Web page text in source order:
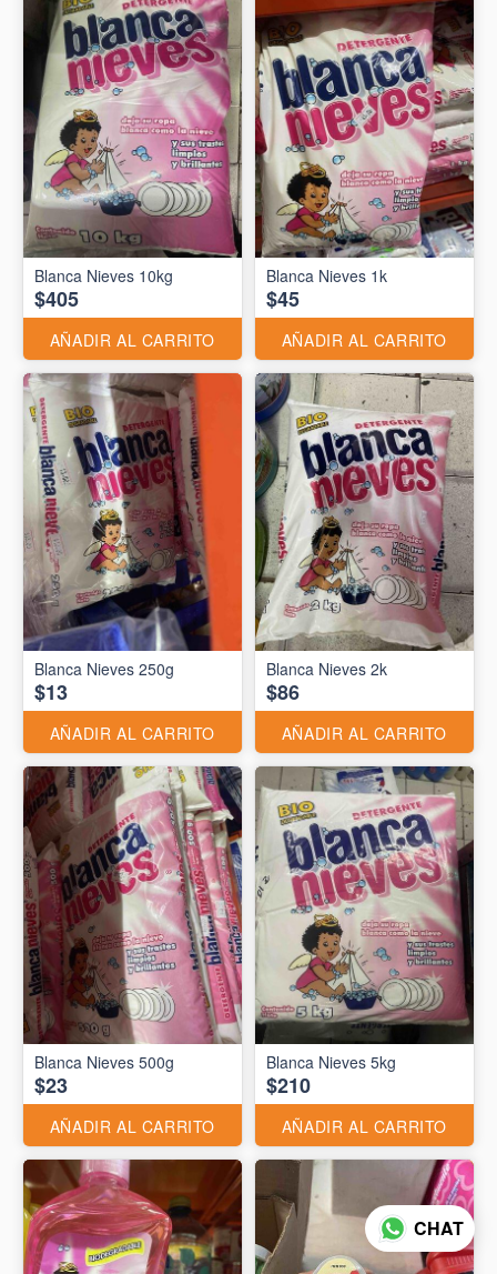
Blanca Nieves 10kg
$405
AÑADIR AL CARRITO
Blanca Nieves 1k
$45
AÑADIR AL CARRITO
Blanca Nieves 250g
$13
AÑADIR AL CARRITO
Blanca Nieves 2k
$86
AÑADIR AL CARRITO
Blanca Nieves 500g
$23
AÑADIR AL CARRITO
Blanca Nieves 5kg
$210
AÑADIR AL CARRITO
CHAT